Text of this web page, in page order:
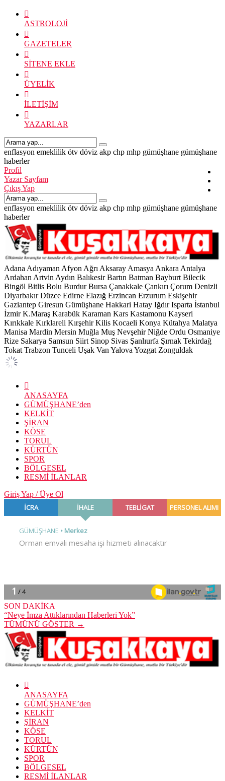
ASTROLOJİ
GAZETELER
SİTENE EKLE
ÜYELİK
İLETİŞİM
YAZARLAR
enflasyon emeklilik ötv döviz akp chp mhp gümüşhane gümüşhane
haberler
Profil
Yazar Sayfam
Çıkış Yap
enflasyon emeklilik ötv döviz akp chp mhp gümüşhane gümüşhane
haberler
Adana Adıyaman Afyon Ağrı Aksaray Amasya Ankara Antalya
Ardahan Artvin Aydın Balıkesir Bartın Batman Bayburt Bilecik
Bingöl Bitlis Bolu Burdur Bursa Çanakkale Çankırı Çorum Denizli
Diyarbakır Düzce Edirne Elazığ Erzincan Erzurum Eskişehir
Gaziantep Giresun Gümüşhane Hakkari Hatay Iğdır Isparta İstanbul
İzmir K.Maraş Karabük Karaman Kars Kastamonu Kayseri
Kırıkkale Kırklareli Kırşehir Kilis Kocaeli Konya Kütahya Malatya
Manisa Mardin Mersin Muğla Muş Nevşehir Niğde Ordu Osmaniye
Rize Sakarya Samsun Siirt Sinop Sivas Şanlıurfa Şırnak Tekirdağ
Tokat Trabzon Tunceli Uşak Van Yalova Yozgat Zonguldak
ANASAYFA
GÜMÜŞHANE’den
KELKİT
ŞİRAN
KÖSE
TORUL
KÜRTÜN
SPOR
BÖLGESEL
RESMİ İLANLAR
Giriş Yap / Üye Ol
SON DAKİKA
“Neye İmza Attıklarından Haberleri Yok”
TÜMÜNÜ GÖSTER →
ANASAYFA
GÜMÜŞHANE’den
KELKİT
ŞİRAN
KÖSE
TORUL
KÜRTÜN
SPOR
BÖLGESEL
RESMİ İLANLAR